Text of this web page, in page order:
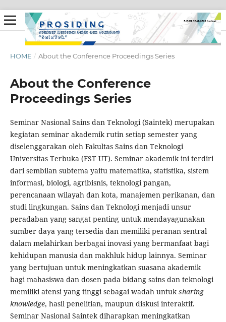
HOME / About the Conference Proceedings Series
About the Conference
Proceedings Series
Seminar Nasional Sains dan Teknologi (Saintek) merupakan
kegiatan seminar akademik rutin setiap semester yang
diselenggarakan oleh Fakultas Sains dan Teknologi
Universitas Terbuka (FST UT). Seminar akademik ini terdiri
dari sembilan subtema yaitu matematika, statistika, sistem
informasi, biologi, agribisnis, teknologi pangan,
perencanaan wilayah dan kota, manajemen perikanan, dan
studi lingkungan. Sains dan Teknologi menjadi unsur
peradaban yang sangat penting untuk mendayagunakan
sumber daya yang tersedia dan memiliki peranan sentral
dalam melahirkan berbagai inovasi yang bermanfaat bagi
kehidupan manusia dan makhluk hidup lainnya. Seminar
yang bertujuan untuk meningkatkan suasana akademik
bagi mahasiswa dan dosen pada bidang sains dan teknologi
memiliki atensi yang tinggi sebagai wadah untuksharing
knowledge, hasil penelitian, maupun diskusi interaktif.
Seminar Nasional Saintek diharapkan meningkatkan